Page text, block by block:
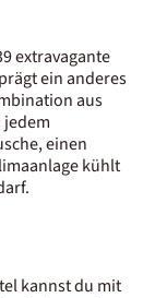
extravagante
ein anderes
aus
einen
kühlt
kannst du mit